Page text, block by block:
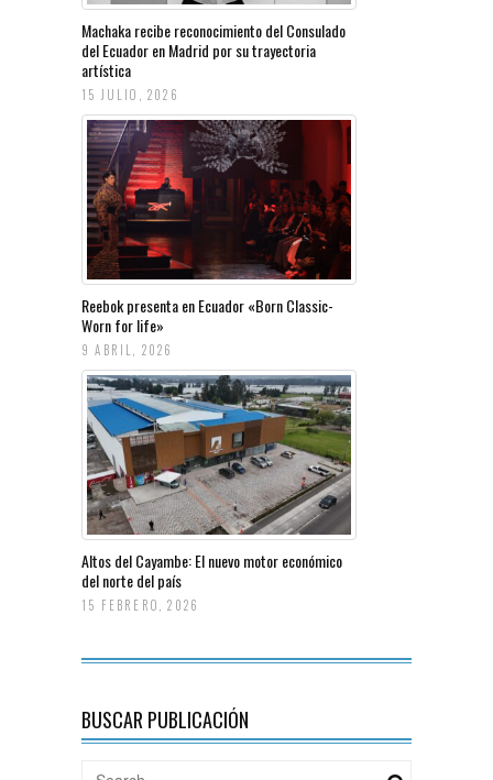
Machaka recibe reconocimiento del Consulado
del Ecuador en Madrid por su trayectoria
artística
15 JULIO, 2026
Reebok presenta en Ecuador «Born Classic-
Worn for life»
9 ABRIL, 2026
Altos del Cayambe: El nuevo motor económico
del norte del país
15 FEBRERO, 2026
BUSCAR PUBLICACIÓN